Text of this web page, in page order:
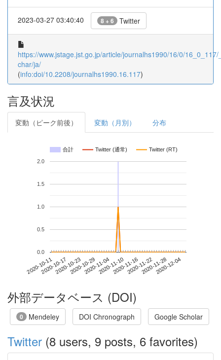
2023-03-27 03:40:40 8 + 6 Twitter
https://www.jstage.jst.go.jp/article/journalhs1990/16/0/16_0_117/
char/ja/
(info:doi/10.2208/journalhs1990.16.117)
言及状況
変動（ピーク前後） 変動（月別） 分布
合計 Twitter (通常) Twitter (RT)
2020-10-112020-10-172020-10-232020-10-292020-11-042020-11-102020-11-162020-11-222020-11-282020-12-04
0.0
0.5
1.0
1.5
2.0
外部データベース (DOI)
0 Mendeley DOI Chronograph Google Scholar
Twitter (8 users, 9 posts, 6 favorites)